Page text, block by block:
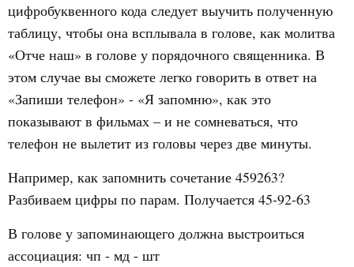
цифробуквенного кода следует выучить полученную
таблицу, чтобы она всплывала в голове, как молитва
«Отче наш» в голове у порядочного священника. В
этом случае вы сможете легко говорить в ответ на
«Запиши телефон» - «Я запомню», как это
показывают в фильмах – и не сомневаться, что
телефон не вылетит из головы через две минуты.
Например, как запомнить сочетание 459263?
Разбиваем цифры по парам. Получается 45-92-63
В голове у запоминающего должна выстроиться
ассоциация: чп - мд - шт